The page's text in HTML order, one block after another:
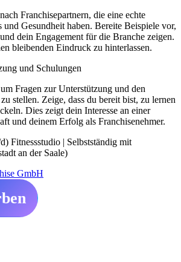
Franchisepartnern, die eine echte
Gesundheit haben. Bereite Beispiele vor,
dein Engagement für die Branche zeigen.
bleibenden Eindruck zu hinterlassen.
und Schulungen
Fragen zur Unterstützung und den
stellen. Zeige, dass du bereit bist, zu lernen
Dies zeigt dein Interesse an einer
und deinem Erfolg als Franchisenehmer.
Fitnessstudio | Selbstständig mit
an der Saale)
GmbH